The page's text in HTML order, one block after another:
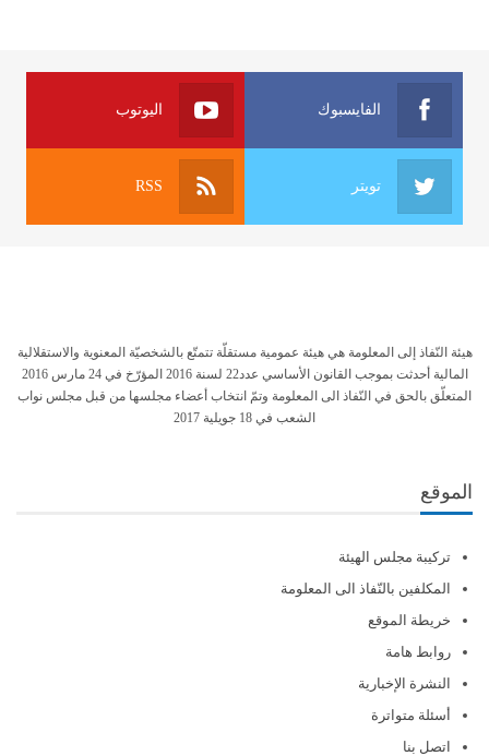
الفايسبوك اليوتوب
تويتر RSS
هيئة النّفاذ إلى المعلومة هي هيئة عمومية مستقلّة تتمتّع بالشخصيّة المعنوية والاستقلالية
المالية أحدثت بموجب القانون الأساسي عدد22 لسنة 2016 المؤرّخ في 24 مارس 2016
المتعلّق بالحق في النّفاذ الى المعلومة وتمّ انتخاب أعضاء مجلسها من قبل مجلس نواب
الشعب في 18 جويلية 2017
الموقع
تركيبة مجلس الهيئة
المكلفين بالنّفاذ الى المعلومة
خريطة الموقع
روابط هامة
النشرة الإخبارية
أسئلة متواترة
اتصل بنا